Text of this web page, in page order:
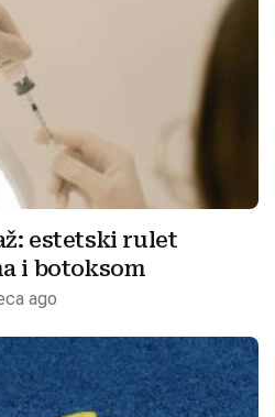
estetski rulet
i botoksom
ago